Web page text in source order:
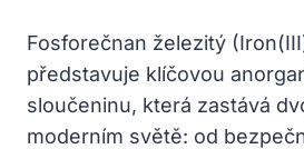
Fosforečnan železitý
představuje klíčovou
sloučeninu, která zastává
moderním světě: od